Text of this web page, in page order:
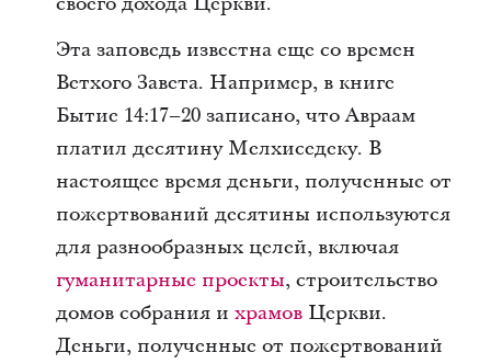
Эта заповедь известна еще со времен
Ветхого Завета. Например, в книге
Бытие 14:17–20 записано, что Авраам
платил десятину Мелхиседеку. В
настоящее время деньги, полученные от
пожертвований десятины используются
для разнообразных целей, включая
гуманитарные проекты, строительство
домов собрания и храмов Церкви.
Деньги, полученные от пожертвований